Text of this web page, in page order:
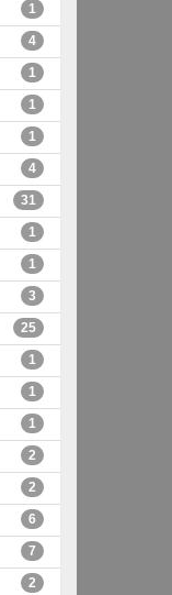
1
4
1
1
1
4
31
1
1
3
25
1
1
1
2
2
6
7
2